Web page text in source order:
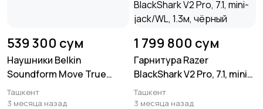
539 300 сум
Наушники Belkin
Soundform Move True
Wireless, black
Ташкент
3 месяца назад
1 799 800 сум
Гарнитура Razer
BlackShark V2 Pro, 7.1, mini-
jack/WL, 1.3м, чёрный
Ташкент
3 месяца назад